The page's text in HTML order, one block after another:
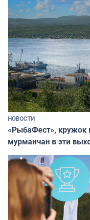
НОВОСТИ
«РыбаФест», кружок
мурманчан в эти